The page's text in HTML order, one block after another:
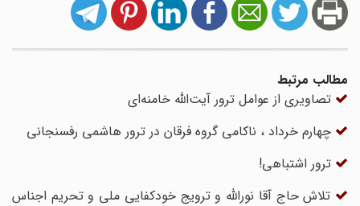
مطالب مرتبط
تصاویری از عوامل ترور آیت‌الله خامنه‌ای
چهارم خرداد ، ناکامی گروه فرقان در ترور هاشمی رفسنجانی
ترور اشتباهی!
تلاش حاج ‏آقا نورالله و ترویج خودکفایی ملی و تحریم اجناس